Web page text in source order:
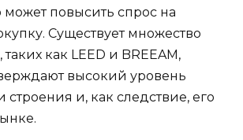
может повысить спрос на
Существует множество
как LEED и BREEAM,
высокий уровень
строения и, как следствие, его